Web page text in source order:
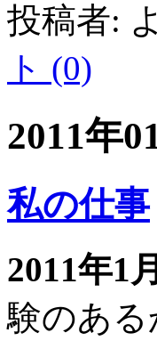
投稿者:
ト (0)
2011年
私の仕事
2011年1
験のあ